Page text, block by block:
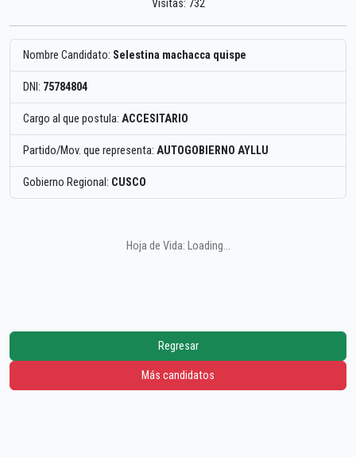
Visitas: 732
Nombre Candidato: Selestina machacca quispe
DNI: 75784804
Cargo al que postula: ACCESITARIO
Partido/Mov. que representa: AUTOGOBIERNO AYLLU
Gobierno Regional: CUSCO
Hoja de Vida: Loading...
Regresar
Más candidatos